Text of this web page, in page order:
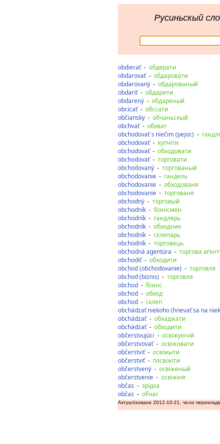
Русиньскый
obdierať- обдерати
obdarovať- обдаровати
obdarovaný - обдарованый
obdariť- обдарити
obdarený - обдареный
obcicať- обссати
občiansky - обчаньскый
obchvať- обхват
obchodovať s niečim (pejor.) -
obchodovať- купчіти
obchodovať- обходовати
obchodovať- торговати
obchodovaný - торгованый
obchodovanie - гандель
obchodovanie - обходованя
obchodovanie - торгованя
obchodný - торговый
obchodník - бізнісмен
obchodník - гандлярь
obchodník - обходник
obchodník - склепарь
obchodník - торговець
obchodná agentúra - торгова
obchodiť- обходити
obchod (obchodovanie) - торговля
obchod (biznis) - торговля
obchod - бізніс
obchod - обход
obchod - склеп
obchádzať niekoho (hnevať sa na
obchádzať- обхаджати
obchádzať- обходити
občerstvujúci - освіжуючій
občerstvovať- освіжовати
občerstviť- освіжыти
občerstviť- посвіжіти
občerstvený - освіженый
občerstvenie - освіжіня
občas - зрїдка
občas - обчас
Актуалізоване 2012-10-21, чісло